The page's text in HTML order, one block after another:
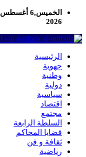
الخميس,6
2026
al-intifada - النسخة الإلكترونية لجريدة الانتفاضة
الرئيسية
جهوية
وطنية
دولية
سياسية
اقتصاد
مجتمع
السلطة الرابعة
قضايا المحاكم
ثقافة و فن
رياضية